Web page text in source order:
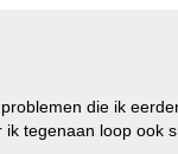
die ik
tegenaan loop ook